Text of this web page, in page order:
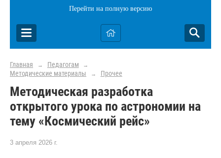
Перейти на полную версию
Главная → Педагогам →
Методические материалы → Прочее
Методическая разработка
открытого урока по астрономии на
тему «Космический рейс»
3 апреля 2026 г.